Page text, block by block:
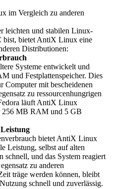
im Vergleich zu anderen
leichten und stabilen Linux-
bist, bietet AntiX Linux eine
Distributionen:
Systeme entwickelt und
und Festplattenspeicher. Dies
Computer mit bescheidenen
zu ressourcenhungrigen
läuft AntiX Linux
256 MB RAM und 5 GB
bietet AntiX Linux
Leistung, selbst auf alten
schnell, und das System reagiert
zu anderen
träge werden können, bleibt
schnell und zuverlässig.